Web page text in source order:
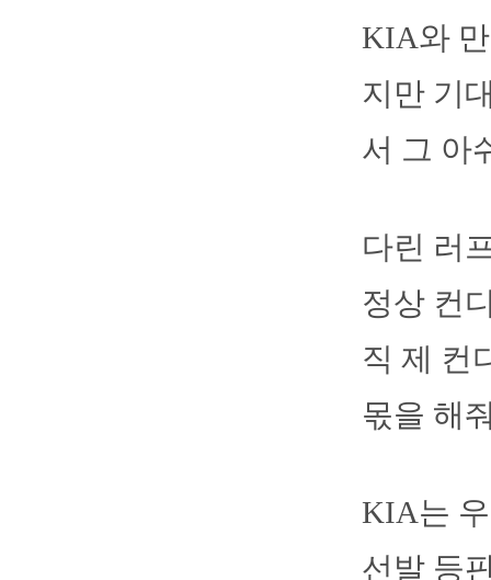
KIA와
지만 기
서 그 아
다린 러
정상 컨
직 제 컨
몫을 해
KIA는
선발 등